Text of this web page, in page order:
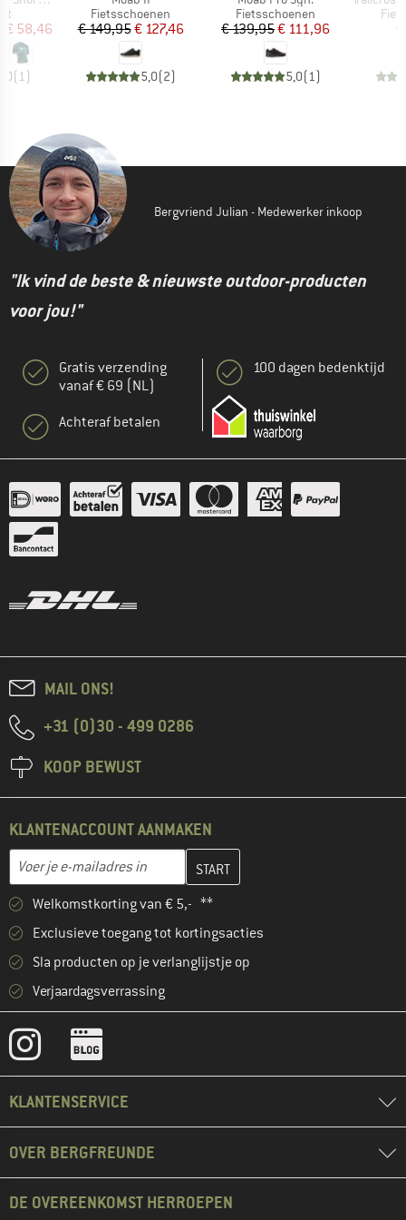
prijs
€ 58,46
(1)
Productgroep
Fietsschoenen
Prijs
€ 149,95Verlaagde prijs
€ 127,46
5,0(2)
Productgroep
Fietsschoenen
Prijs
€ 139,95Verlaagde prijs
€ 111,96
5,0(1)
Bergvriend Julian - Medewerker inkoop
"Ik vind de beste & nieuwste outdoor-producten
voor jou!"
Gratis verzending
vanaf € 69 (NL)
Achteraf betalen
100 dagen bedenktijd
MAIL ONS!
+31 (0)30 - 499 0286
KOOP BEWUST
KLANTENACCOUNT AANMAKEN
E-mailadres
Vul je e-mailadres hier in en maak in de volgende stap je
Welkomstkorting van € 5,- **
Exclusieve toegang tot kortingsacties
Sla producten op je verlanglijstje op
Verjaardagsverrassing
KLANTENSERVICE
OVER BERGFREUNDE
DE OVEREENKOMST HERROEPEN